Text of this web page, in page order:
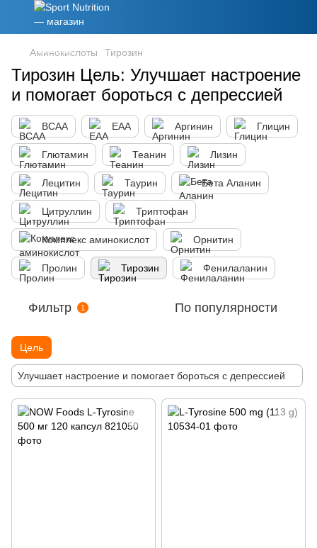
Аминокислоты Тирозин
Тирозин Цель: Улучшает настроение
и помогает бороться с депрессией
BCAA EAA Аргинин Глицин
Глютамин Теанин Лизин
Лецитин Таурин Бета Аланин
Цитруллин Триптофан
Комплекс аминокислот Орнитин
Пролин Тирозин Фенилаланин
Фильтр 1 По популярности
Цель
Улучшает настроение и помогает бороться с депрессией